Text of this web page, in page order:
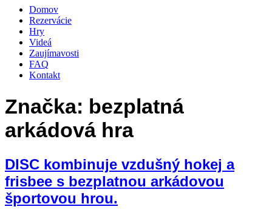
Domov
Rezervácie
Hry
Videá
Zaujímavosti
FAQ
Kontakt
Značka: bezplatná
arkádová hra
DISC kombinuje vzdušný hokej a
frisbee s bezplatnou arkádovou
športovou hrou.